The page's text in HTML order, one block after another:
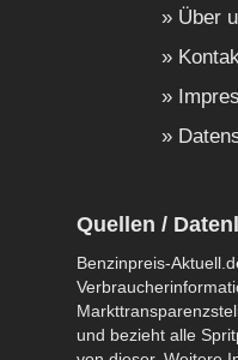
Über
Quellen /
Benzinpreis-
und bezieht alle